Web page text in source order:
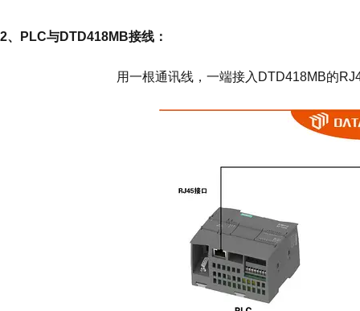
2、PLC与DTD418MB接线：
用一根通讯线，一端接入DTD418MB的